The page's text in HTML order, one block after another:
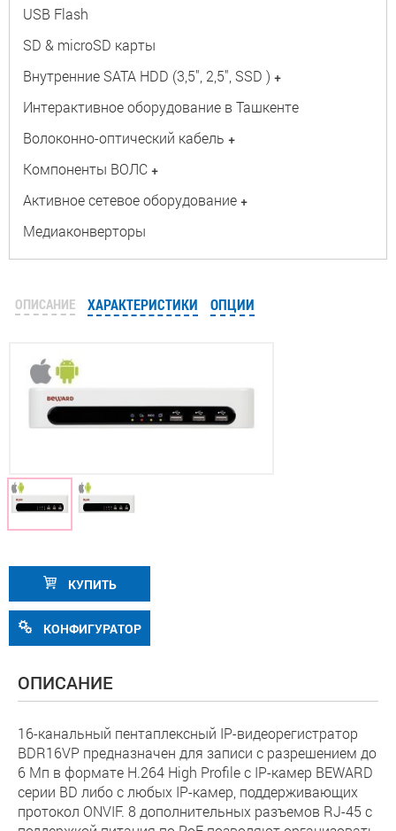
USB Flash
SD & microSD карты
Внутренние SATA HDD (3,5", 2,5", SSD ) +
Интерактивное оборудование в Ташкенте
Волоконно-оптический кабель +
Компоненты ВОЛС +
Активное сетевое оборудование +
Медиаконверторы
ОПИСАНИЕ ХАРАКТЕРИСТИКИ ОПЦИИ
КУПИТЬ
КОНФИГУРАТОР
ОПИСАНИЕ
16-канальный пентаплексный IP-видеорегистратор
BDR16VP предназначен для записи с разрешением до
6 Мп в формате H.264 High Profile с IP-камер BEWARD
серии BD либо с любых IP-камер, поддерживающих
протокол ONVIF. 8 дополнительных разъемов RJ-45 с